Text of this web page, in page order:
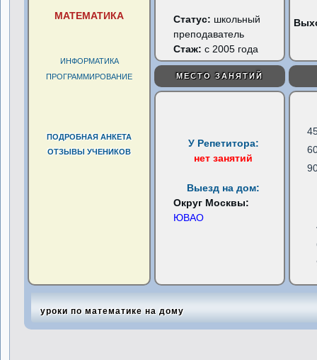
МАТЕМАТИКА
ИНФОРМАТИКА
ПРОГРАММИРОВАНИЕ
ПОДРОБНАЯ АНКЕТА
ОТЗЫВЫ УЧЕНИКОВ
Статус: школьный
преподаватель
Стаж: с 2005 года
МЕСТО ЗАНЯТИЙ
У Репетитора:
нет занятий
Выезд на дом:
Округ Москвы:
ЮВАО
уроки по математике на дому